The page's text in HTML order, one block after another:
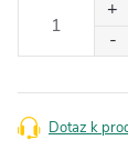
Dotaz k